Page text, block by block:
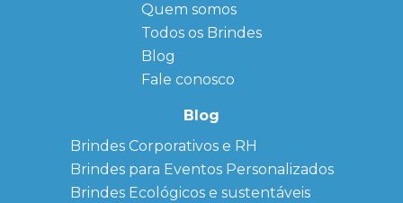
Quem somos
FAQ
Sitemap
Todos os Brindes
Agendas
Personalizadas
Personalizado
personalizados
Brindes
Corporativos
Copos Térmicos
Personalizados
Blog
Fale conosco
Blog
Brindes Corporativos e RH
Brindes para Eventos Personalizados
Brindes Ecológicos e sustentáveis